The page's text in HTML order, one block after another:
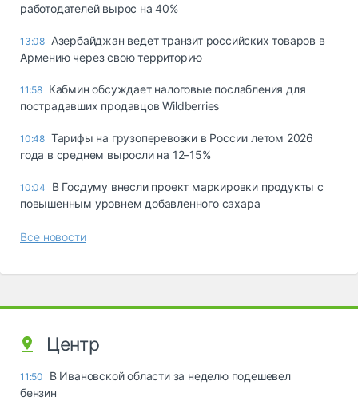
работодателей вырос на 40%
13:08 Азербайджан ведет транзит российских товаров в
Армению через свою территорию
11:58 Кабмин обсуждает налоговые послабления для
пострадавших продавцов Wildberries
10:48 Тарифы на грузоперевозки в России летом 2026
года в среднем выросли на 12–15%
10:04
В Госдуму внесли проект маркировки продукты с
повышенным уровнем добавленного сахара
Все новости
Центр
11:50
В Ивановской области за неделю подешевел
бензин